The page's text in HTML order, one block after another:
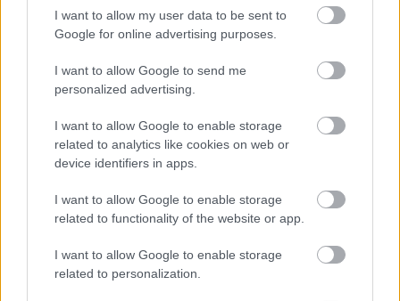
I want to allow my user data to be sent to
Google for online advertising purposes.
I want to allow Google to send me
personalized advertising.
I want to allow Google to enable storage
related to analytics like cookies on web or
device identifiers in apps.
I want to allow Google to enable storage
related to functionality of the website or app.
I want to allow Google to enable storage
related to personalization.
Le contenu et les documents de ce site Web sont éducatifs et
informatifs. L'éditeur et les éditeurs du site ne sont pas
conseils et astuces contenus dans le site, vous devez
absolument consulter votre médecin.